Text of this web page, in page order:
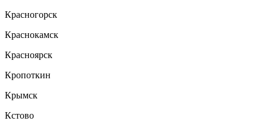
Красногорск
Краснокамск
Красноярск
Кропоткин
Крымск
Кстово